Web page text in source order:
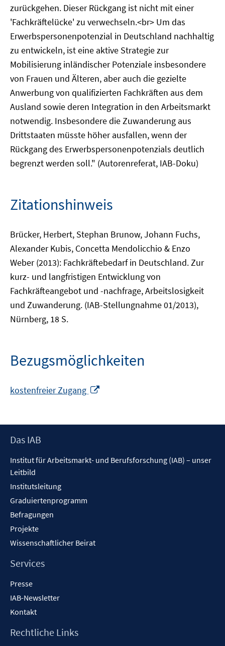
zurückgehen. Dieser Rückgang ist nicht mit einer
'Fachkräftelücke' zu verwechseln.<br> Um das
Erwerbspersonenpotenzial in Deutschland nachhaltig
zu entwickeln, ist eine aktive Strategie zur
Mobilisierung inländischer Potenziale insbesondere
von Frauen und Älteren, aber auch die gezielte
Anwerbung von qualifizierten Fachkräften aus dem
Ausland sowie deren Integration in den Arbeitsmarkt
notwendig. Insbesondere die Zuwanderung aus
Drittstaaten müsste höher ausfallen, wenn der
Rückgang des Erwerbspersonenpotenzials deutlich
begrenzt werden soll." (Autorenreferat, IAB-Doku)
Zitationshinweis
Brücker, Herbert, Stephan Brunow, Johann Fuchs,
Alexander Kubis, Concetta Mendolicchio & Enzo
Weber (2013): Fachkräftebedarf in Deutschland. Zur
kurz- und langfristigen Entwicklung von
Fachkräfteangebot und -nachfrage, Arbeitslosigkeit
und Zuwanderung. (IAB-Stellungnahme 01/2013),
Nürnberg, 18 S.
Bezugsmöglichkeiten
kostenfreier Zugang
öffnen
Footer
Das IAB
Institut für Arbeitsmarkt- und Berufsforschung (IAB) – unser
Leitbild
Institutsleitung
Graduiertenprogramm
Befragungen
Projekte
Wissenschaftlicher Beirat
Services
Presse
IAB-Newsletter
Kontakt
Rechtliche Links